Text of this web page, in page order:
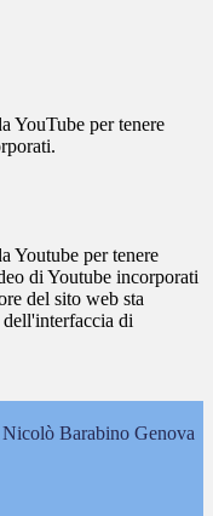
YouTube per tenere
Youtube per tenere
di Youtube incorporati
del sito web sta
di
Barabino Genova